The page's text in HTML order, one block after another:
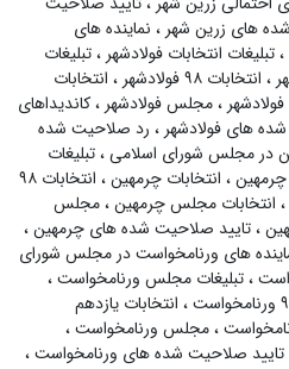
های زرین شهر ، نماینده های
،تبلیغات انتخابات فولادشهر ،تبلیغات
، انتخابات ۹۸ فولادشهر ، انتخابات
،مجلس فولادشهر ،کاندیداهای
های فولادشهر ، رد صلاحیت شده
در مجلس شورای اسلامی،تبلیغات
، انتخابات چرمهین،
انتخابات ۹۸
، انتخابات مجلس چرمهین،مجلس
،تایید صلاحیت شده های چرمهین،
های ورنامخواست در مجلس شورای
،تبلیغات مجلس ورنامخواست،
، انتخابات یازدهم
،مجلس ورنامخواست،
تایید صلاحیت شده های ورنامخواست،